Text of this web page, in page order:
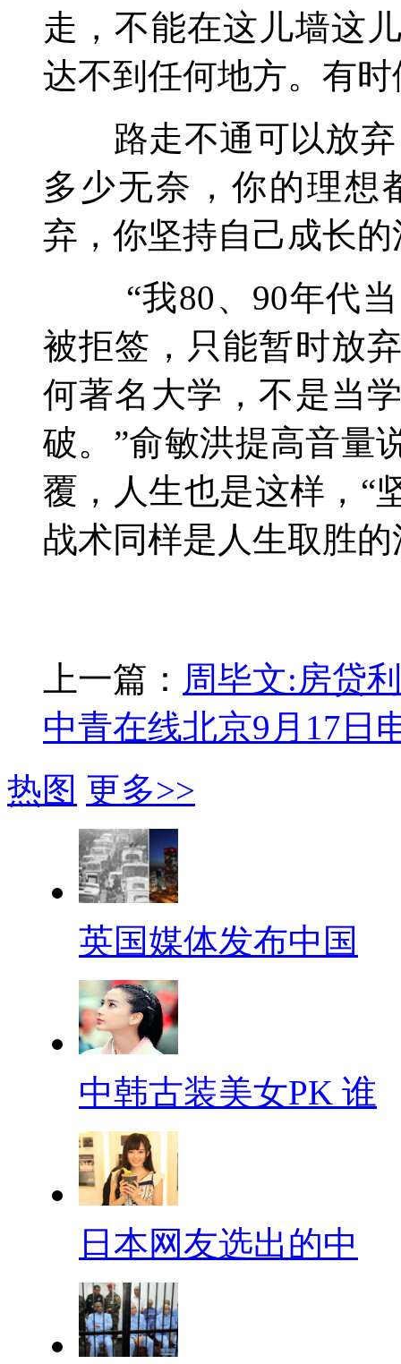
走，不能在这儿墙这
达不到任何地方。有
路走不通可以放弃
多少无奈，你的理想
弃，你坚持自己成长
“我80、90年代当
被拒签，只能暂时放
何著名大学，不是当
破。”俞敏洪提高音量
覆，人生也是这样，“
战术同样是人生取胜的
上一篇： 周毕文:房贷
中青在线北京9月17日
热图 更多>>
英国媒体发布中国
中韩古装美女PK 谁
日本网友选出的中